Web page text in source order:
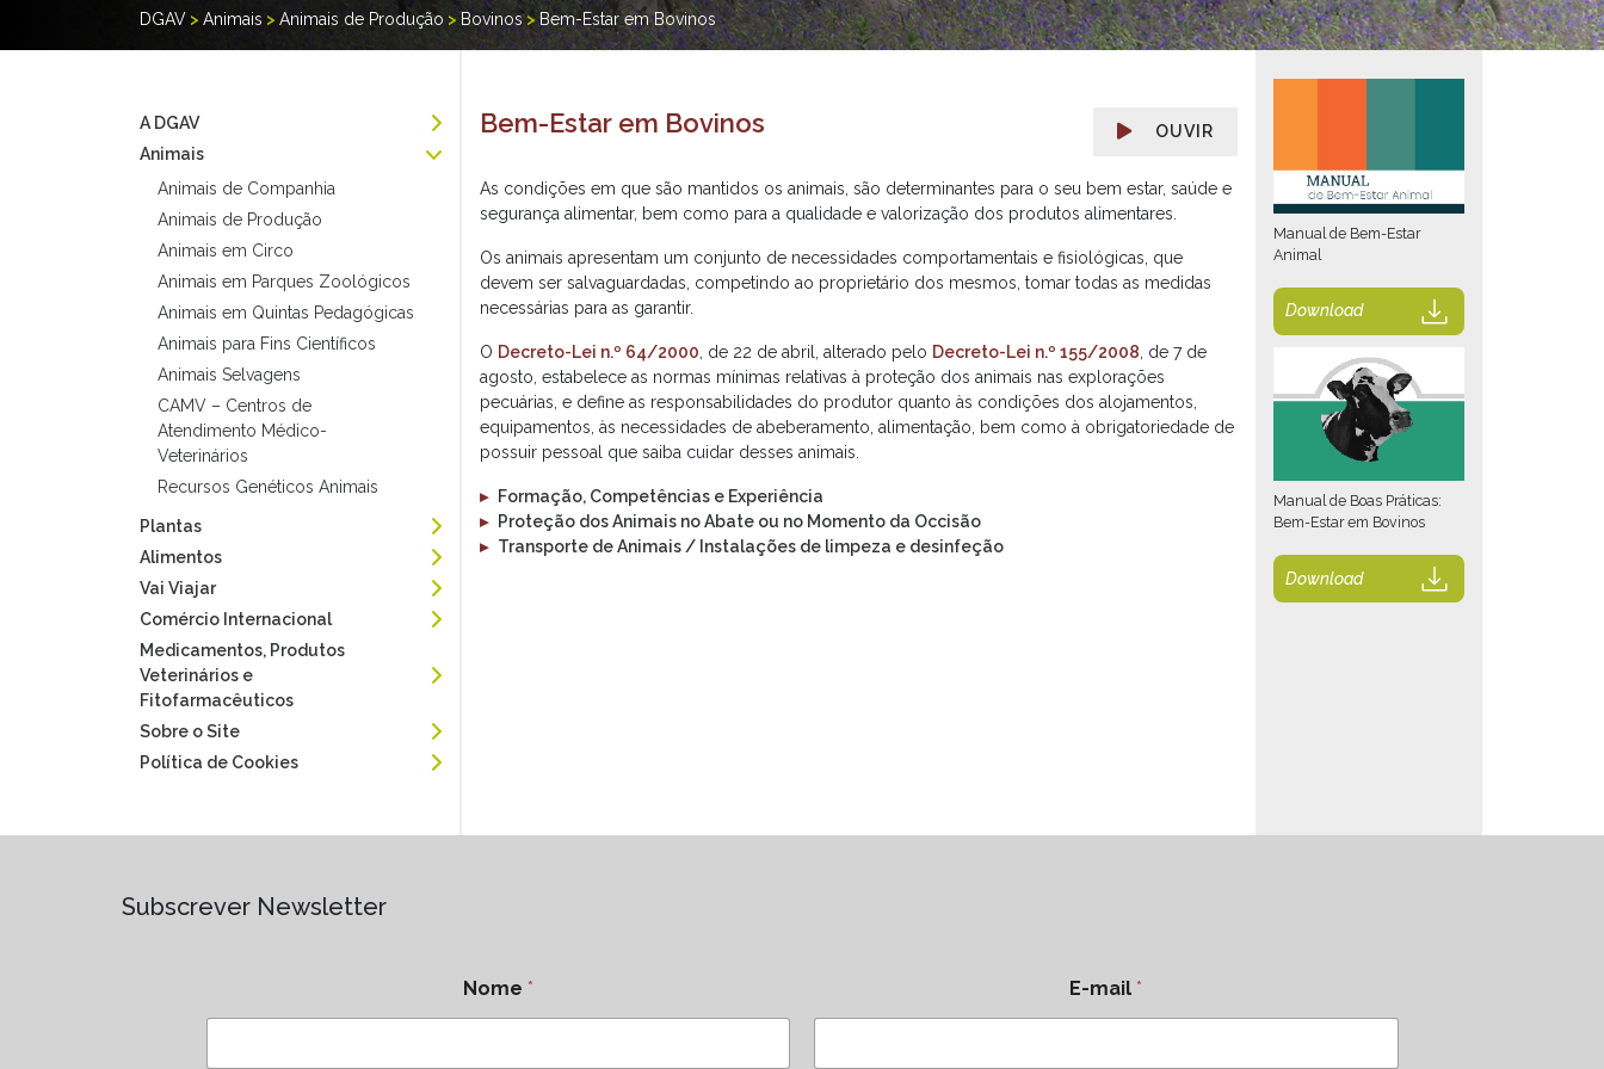
DGAV > Animais > Animais de Produção >Bovinos> Bem-Estar em Bovinos
A DGAV
Animais
Animais de Companhia
Animais de Produção
Animais em Circo
Animais em Parques Zoológicos
Animais em Quintas Pedagógicas
Animais para Fins Científicos
Animais Selvagens
CAMV – Centros de
Atendimento Médico-
Veterinários
Recursos Genéticos Animais
Plantas
Alimentos
Vai Viajar
Comércio Internacional
Medicamentos, Produtos
Veterinários e
Fitofarmacêuticos
Sobre o Site
Política de Cookies
OUVIR
Bem-Estar em Bovinos
As condições em que são mantidos os animais, são determinantes para o seu bem estar, saúde e
segurança alimentar, bem como para a qualidade e valorização dos produtos alimentares.
Os animais apresentam um conjunto de necessidades comportamentais e fisiológicas, que
devem ser salvaguardadas, competindo ao proprietário dos mesmos, tomar todas as medidas
necessárias para as garantir.
O Decreto-Lei n.º 64/2000 , de 22 de abril, alterado pelo Decreto-Lei n.º 155/2008 , de 7 de
agosto, estabelece as normas mínimas relativas à proteção dos animais nas explorações
pecuárias, e define as responsabilidades do produtor quanto às condições dos alojamentos,
equipamentos, às necessidades de abeberamento, alimentação, bem como à obrigatoriedade de
possuir pessoal que saiba cuidar desses animais.
▸
Formação, Competências e Experiência
▸
Proteção dos Animais no Abate ou no Momento da Occisão
▸ Transporte de Animais / Instalações de limpeza e desinfeção
Manual de Bem-Estar
Animal
Download
Manual de Boas Práticas:
Bem-Estar em Bovinos
Download
Subscrever Newsletter
Nome * E-mail*